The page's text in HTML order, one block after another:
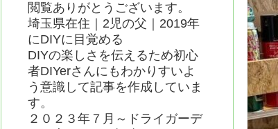
閲覧ありがとうございます。
埼玉県在住｜2児の父｜2019年
にDIYに目覚める
DIYの楽しさを伝えるため初心
者DIYerさんにもわかりすいよ
う意識して記事を作成していま
す。
２０２３年７月～ドライガーデ